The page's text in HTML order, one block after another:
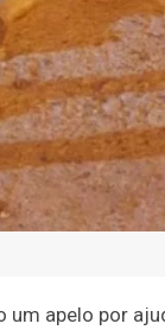
apelo por